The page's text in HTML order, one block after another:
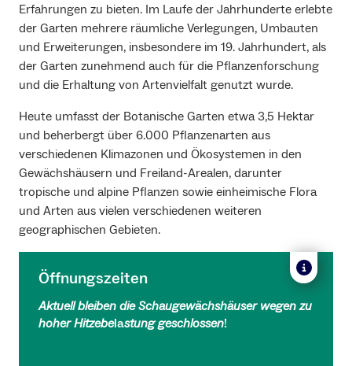
Erfahrungen zu bieten. Im Laufe der Jahrhunderte erlebte
der Garten mehrere räumliche Verlegungen, Umbauten
und Erweiterungen, insbesondere im 19. Jahrhundert, als
der Garten zunehmend auch für die Pflanzenforschung
und die Erhaltung von Artenvielfalt genutzt wurde.
Heute umfasst der Botanische Garten etwa 3,5 Hektar
und beherbergt über 6.000 Pflanzenarten aus
verschiedenen Klimazonen und Ökosystemen in den
Gewächshäusern und Freiland-Arealen, darunter
tropische und alpine Pflanzen sowie einheimische Flora
und Arten aus vielen verschiedenen weiteren
geographischen Gebieten.
Öffnungszeiten
Aktuell bleiben die Schaugewächshäuser wegen zu
hoher Hitzebelastung geschlossen!